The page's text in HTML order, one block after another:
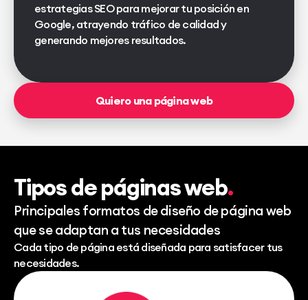
estrategias SEO para mejorar tu posición en
Google, atrayendo tráfico de calidad y
generando mejores resultados.
Quiero una página web
Tipos de páginas web
Principales formatos de diseño de página web
que se adaptan a tus necesidades
Cada tipo de página está diseñada para satisfacer tus
necesidades.